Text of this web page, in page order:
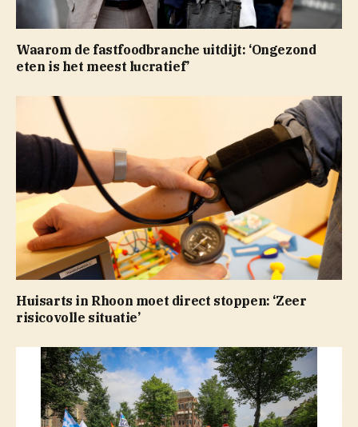
Waarom de fastfoodbranche uitdijt: ‘Ongezond
eten is het meest lucratief’
Huisarts in Rhoon moet direct stoppen: ‘Zeer
risicovolle situatie’